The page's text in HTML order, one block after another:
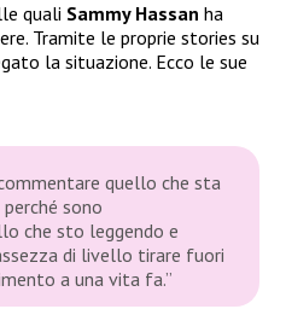
quali Sammy Hassan ha
Tramite le proprie stories su
la situazione. Ecco le sue
quello che sta
sono
che sto leggendo e
di livello tirare fuori
a una vita fa.”